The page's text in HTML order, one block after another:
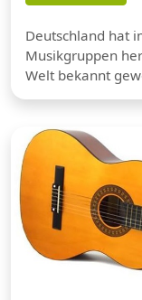
Deutschland hat
Musikgruppen
Welt bekannt